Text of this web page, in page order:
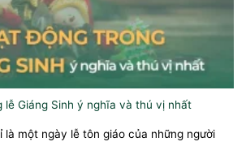
lễ Giáng Sinh ý nghĩa và thú vị nhất
là một ngày lễ tôn giáo của những người